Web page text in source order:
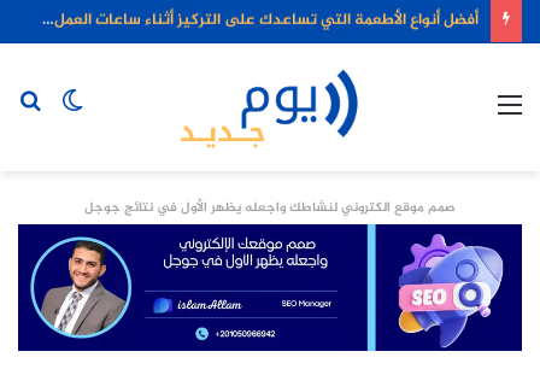
أفضل أنواع الأطعمة التي تساعدك على التركيز أثناء ساعات العمل الطويلة
الوضع
صمم موقع الكتروني لنشاطك واجعله يظهر الأول في نتائج جوجل